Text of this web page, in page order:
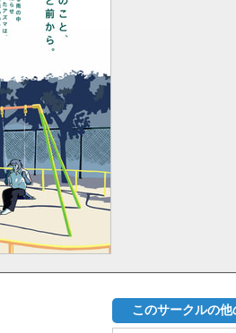
このサークルの